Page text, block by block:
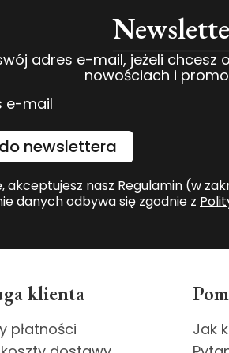
adres e-mail, jeżeli
nowościach i
e-mail
newslettera
akceptujesz nasz Regulamin (w
danych odbywa się zgodnie z
klienta
płatności
Jak